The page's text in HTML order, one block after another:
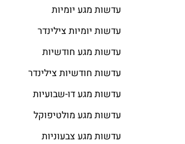
עדשות מגע יומיות
עדשות יומיות צילינדר
עדשות מגע חודשיות
עדשות חודשיות צילינדר
עדשות מגע דו-שבועיות
עדשות מגע מולטיפוקל
עדשות מגע צבעוניות